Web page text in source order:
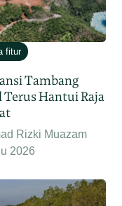
fitur
Tambang
Terus Hantui Raja
Rizki Muazam
2026